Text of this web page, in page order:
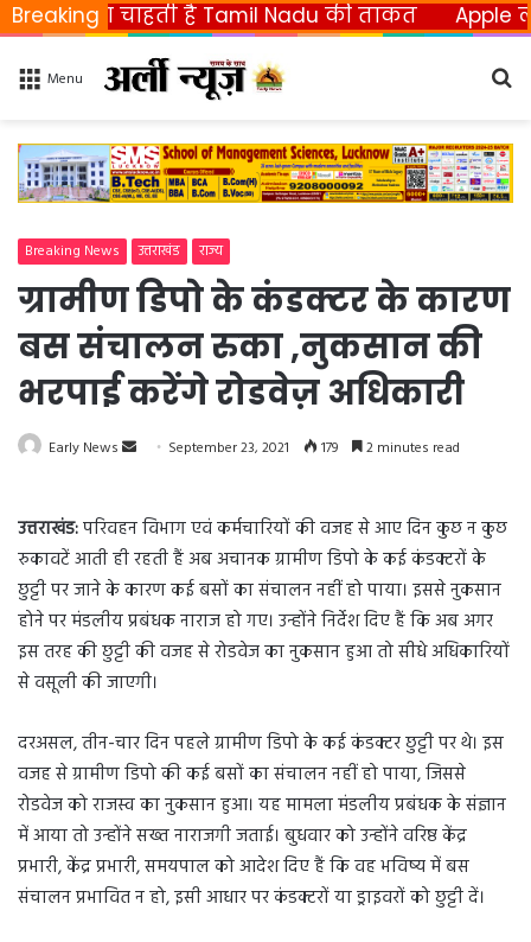
Breaking
चाहती है Tamil Nadu की ताकत Apple ला रहा
Menu
Breaking News उत्तराखंड राज्य
ग्रामीण डिपो के कंडक्टर के कारण
बस संचालन रुका ,नुकसान की
भरपाई करेंगे रोडवेज़ अधिकारी
Early News
a
n
e
m
a
l
September 23, 2021 179 2 minutes read
उत्तराखंड:परिवहन विभाग एवं कर्मचारियों की वजह से आए दिन कुछ न कुछ
रुकावटें आती ही रहती हैं अब अचानक ग्रामीण डिपो के कई कंडक्टरों के
छुट्टी पर जाने के कारण कई बसों का संचालन नहीं हो पाया। इससे नुकसान
होने पर मंडलीय प्रबंधक नाराज हो गए। उन्होंने निर्देश दिए हैं कि अब अगर
इस तरह की छुट्टी की वजह से रोडवेज का नुकसान हुआ तो सीधे अधिकारियों
से वसूली की जाएगी।
दरअसल, तीन-चार दिन पहले ग्रामीण डिपो के कई कंडक्टर छुट्टी पर थे। इस
वजह से ग्रामीण डिपो की कई बसों का संचालन नहीं हो पाया, जिससे
रोडवेज को राजस्व का नुकसान हुआ। यह मामला मंडलीय प्रबंधक के संज्ञान
में आया तो उन्होंने सख्त नाराजगी जताई। बुधवार को उन्होंने वरिष्ठ केंद्र
प्रभारी, केंद्र प्रभारी, समयपाल को आदेश दिए हैं कि वह भविष्य में बस
संचालन प्रभावित न हो, इसी आधार पर कंडक्टरों या ड्राइवरों को छुट्टी दें।